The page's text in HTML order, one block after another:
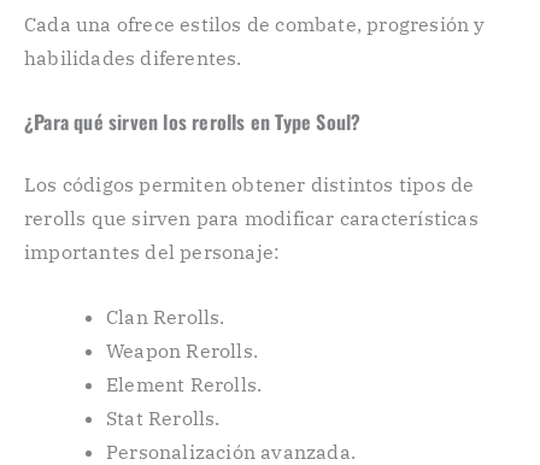
Cada una ofrece estilos de combate, progresión y
habilidades diferentes.
¿Para qué sirven los rerolls en Type Soul?
Los códigos permiten obtener distintos tipos de
rerolls que sirven para modificar características
importantes del personaje:
Clan Rerolls.
Weapon Rerolls.
Element Rerolls.
Stat Rerolls.
Personalización avanzada.